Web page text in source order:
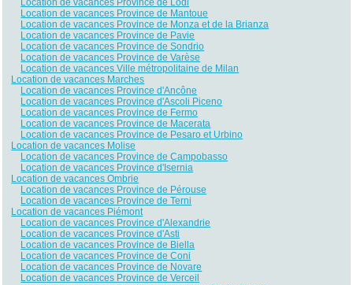
Location de vacances Province de Mantoue
Location de vacances Province de Monza et de la Brianza
Location de vacances Province de Pavie
Location de vacances Province de Sondrio
Location de vacances Province de Varèse
Location de vacances Ville métropolitaine de Milan
Location de vacances Marches
Location de vacances Province d'Ancône
Location de vacances Province d'Ascoli Piceno
Location de vacances Province de Fermo
Location de vacances Province de Macerata
Location de vacances Province de Pesaro et Urbino
Location de vacances Molise
Location de vacances Province de Campobasso
Location de vacances Province d'Isernia
Location de vacances Ombrie
Location de vacances Province de Pérouse
Location de vacances Province de Terni
Location de vacances Piémont
Location de vacances Province d'Alexandrie
Location de vacances Province d'Asti
Location de vacances Province de Biella
Location de vacances Province de Coni
Location de vacances Province de Novare
Location de vacances Province de Verceil